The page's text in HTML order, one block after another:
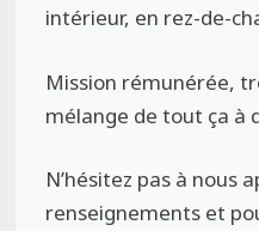
intérieur, en rez-de-
Mission rémunérée,
mélange de tout ça à
N’hésitez pas à nous
renseignements et